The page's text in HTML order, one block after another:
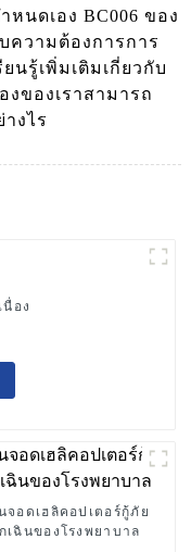
นดเอง BC006 ของ
ความต้องการการ
นรู้เพิ่มเติมเกี่ยวกับ
ของเราสามารถ
งไร
อง
จอดเฮลิคอปเตอร์กู้ภัย
เฉินของโรงพยาบาล